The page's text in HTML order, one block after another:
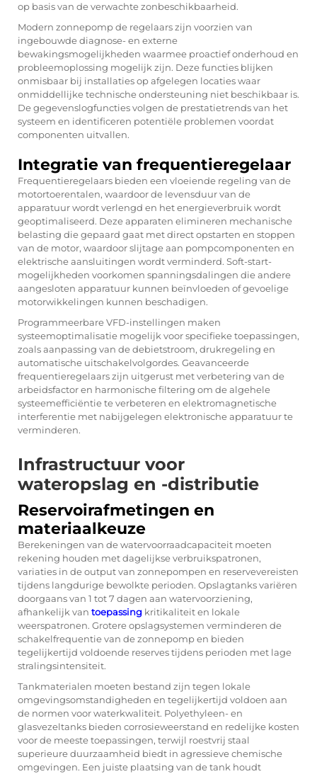
op basis van de verwachte zonbeschikbaarheid.
Modern zonnepompde regelaars zijn voorzien van
ingebouwde diagnose- en externe
bewakingsmogelijkheden waarmee proactief onderhoud en
probleemoplossing mogelijk zijn. Deze functies blijken
onmisbaar bij installaties op afgelegen locaties waar
onmiddellijke technische ondersteuning niet beschikbaar is.
De gegevenslogfuncties volgen de prestatietrends van het
systeem en identificeren potentiële problemen voordat
componenten uitvallen.
Integratie van frequentieregelaar
Frequentieregelaars bieden een vloeiende regeling van de
motortoerentalen, waardoor de levensduur van de
apparatuur wordt verlengd en het energieverbruik wordt
geoptimaliseerd. Deze apparaten elimineren mechanische
belasting die gepaard gaat met direct opstarten en stoppen
van de motor, waardoor slijtage aan pompcomponenten en
elektrische aansluitingen wordt verminderd. Soft-start-
mogelijkheden voorkomen spanningsdalingen die andere
aangesloten apparatuur kunnen beïnvloeden of gevoelige
motorwikkelingen kunnen beschadigen.
Programmeerbare VFD-instellingen maken
systeemoptimalisatie mogelijk voor specifieke toepassingen,
zoals aanpassing van de debietstroom, drukregeling en
automatische uitschakelvolgordes. Geavanceerde
frequentieregelaars zijn uitgerust met verbetering van de
arbeidsfactor en harmonische filtering om de algehele
systeemefficiëntie te verbeteren en elektromagnetische
interferentie met nabijgelegen elektronische apparatuur te
verminderen.
Infrastructuur voor
wateropslag en -distributie
Reservoirafmetingen en
materiaalkeuze
Berekeningen van de watervoorraadcapaciteit moeten
rekening houden met dagelijkse verbruikspatronen,
variaties in de output van zonnepompen en reservevereisten
tijdens langdurige bewolkte perioden. Opslagtanks variëren
doorgaans van 1 tot 7 dagen aan watervoorziening,
afhankelijk van toepassing kritikaliteit en lokale
weerspatronen. Grotere opslagsystemen verminderen de
schakelfrequentie van de zonnepomp en bieden
tegelijkertijd voldoende reserves tijdens perioden met lage
stralingsintensiteit.
Tankmaterialen moeten bestand zijn tegen lokale
omgevingsomstandigheden en tegelijkertijd voldoen aan
de normen voor waterkwaliteit. Polyethyleen- en
glasvezeltanks bieden corrosieweerstand en redelijke kosten
voor de meeste toepassingen, terwijl roestvrij staal
superieure duurzaamheid biedt in agressieve chemische
omgevingen. Een juiste plaatsing van de tank houdt